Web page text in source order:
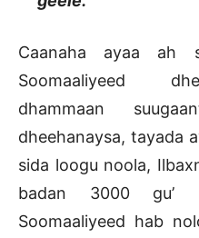
Caanaha ayaa ah
Soomaaliyeed
dhammaan
dheehanaysa, tayada
sida loogu noola,
badan 3000 gu’
Soomaaliyeed hab